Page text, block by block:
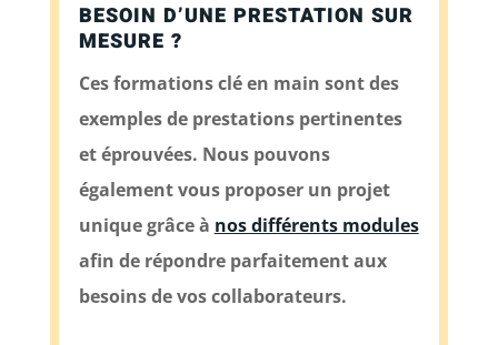
BESOIN D’UNE PRESTATION SUR
MESURE ?
Ces formations clé en main sont des
exemples de prestations pertinentes
et éprouvées. Nous pouvons
également vous proposer un projet
unique grâce à nos différents modules
afin de répondre parfaitement aux
besoins de vos collaborateurs.